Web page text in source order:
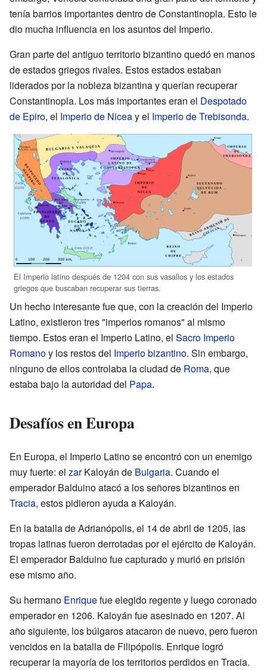
tenía barrios importantes dentro de Constantinopla. Esto le
dio mucha influencia en los asuntos del Imperio.
Gran parte del antiguo territorio bizantino quedó en manos
de estados griegos rivales. Estos estados estaban
liderados por la nobleza bizantina y querían recuperar
Constantinopla. Los más importantes eran el Despotado
de Epiro, el Imperio de Niceay el Imperio de Trebisonda.
El Imperio latino después de 1204 con sus vasallos y los estados
griegos que buscaban recuperar sus tierras.
Un hecho interesante fue que, con la creación del Imperio
Latino, existieron tres "imperios romanos" al mismo
tiempo. Estos eran el Imperio Latino, el Sacro Imperio
Romanoy los restos del Imperio bizantino. Sin embargo,
ninguno de ellos controlaba la ciudad de Roma, que
estaba bajo la autoridad del Papa.
Desafíos en Europa
En Europa, el Imperio Latino se encontró con un enemigo
muy fuerte: el zarKaloyán de Bulgaria. Cuando el
emperador Balduino atacó a los señores bizantinos en
Tracia, estos pidieron ayuda a Kaloyán.
En la batalla de Adrianópolis, el 14 de abril de 1205, las
tropas latinas fueron derrotadas por el ejército de Kaloyán.
El emperador Balduino fue capturado y murió en prisión
ese mismo año.
Su hermano Enriquefue elegido regente y luego coronado
emperador en 1206. Kaloyán fue asesinado en 1207. Al
año siguiente, los búlgaros atacaron de nuevo, pero fueron
vencidos en la batalla de Filipópolis. Enrique logró
recuperar la mayoría de los territorios perdidos en Tracia.